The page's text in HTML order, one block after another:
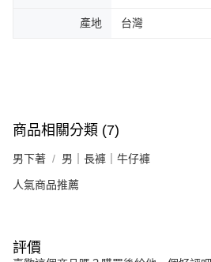
產地 台灣
商品相關分類 (7)
男下著 男｜長褲｜牛仔褲
人氣商品推薦
評價